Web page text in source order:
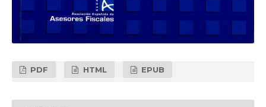
PDF HTML EPUB